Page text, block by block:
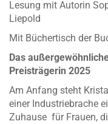
Lesung mit Autorin
Liepold
Mit Büchertisch der
Das
Preisträgerin 2025
Am Anfang steht
einer Industriebrache
Zuhause für Frauen,